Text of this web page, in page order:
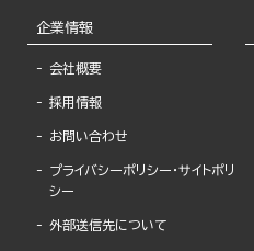
企業情報
会社概要
採用情報
お問い合わせ
プライバシーポリシー・サイトポリ
シー
外部送信先について